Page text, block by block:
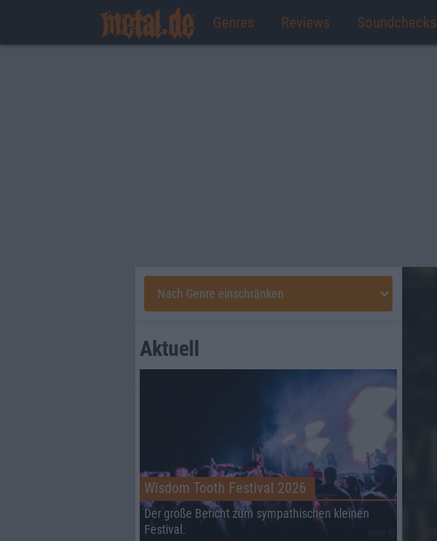
Genres Reviews Soundchecks
Aktuell
Wisdom Tooth Festival 2026
Der große Bericht zum sympathischen kleinen
Festival.